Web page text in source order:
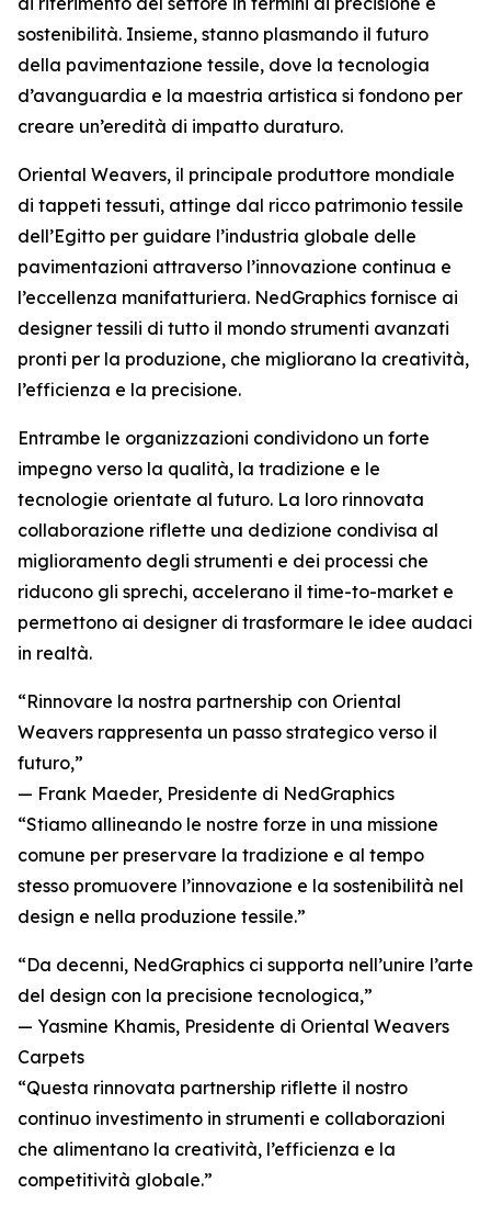
sostenibilità. Insieme, stanno plasmando il futuro
della pavimentazione tessile, dove la tecnologia
d’avanguardia e la maestria artistica si fondono per
creare un’eredità di impatto duraturo.
Oriental Weavers, il principale produttore mondiale
di tappeti tessuti, attinge dal ricco patrimonio tessile
dell’Egitto per guidare l’industria globale delle
pavimentazioni attraverso l’innovazione continua e
l’eccellenza manifatturiera. NedGraphics fornisce ai
designer tessili di tutto il mondo strumenti avanzati
pronti per la produzione, che migliorano la creatività,
l’efficienza e la precisione.
Entrambe le organizzazioni condividono un forte
impegno verso la qualità, la tradizione e le
tecnologie orientate al futuro. La loro rinnovata
collaborazione riflette una dedizione condivisa al
miglioramento degli strumenti e dei processi che
riducono gli sprechi, accelerano il time-to-market e
permettono ai designer di trasformare le idee audaci
in realtà.
“Rinnovare la nostra partnership con Oriental
Weavers rappresenta un passo strategico verso il
futuro,”
— Frank Maeder, Presidente di NedGraphics
“Stiamo allineando le nostre forze in una missione
comune per preservare la tradizione e al tempo
stesso promuovere l’innovazione e la sostenibilità nel
design e nella produzione tessile.”
“Da decenni, NedGraphics ci supporta nell’unire l’arte
del design con la precisione tecnologica,”
— Yasmine Khamis, Presidente di Oriental Weavers
Carpets
“Questa rinnovata partnership riflette il nostro
continuo investimento in strumenti e collaborazioni
che alimentano la creatività, l’efficienza e la
competitività globale.”